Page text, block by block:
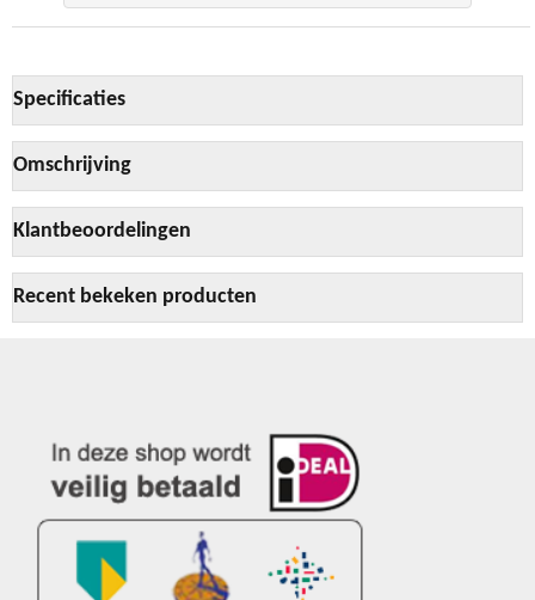
Specificaties
Omschrijving
Klantbeoordelingen
Recent bekeken producten